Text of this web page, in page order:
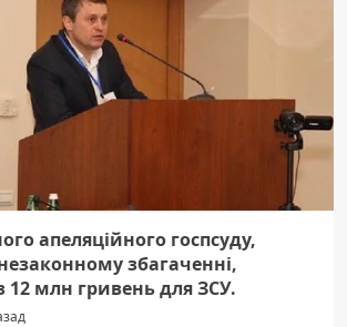
апеляційного госпсуду,
збагаченні,
12 млн гривень для ЗСУ.